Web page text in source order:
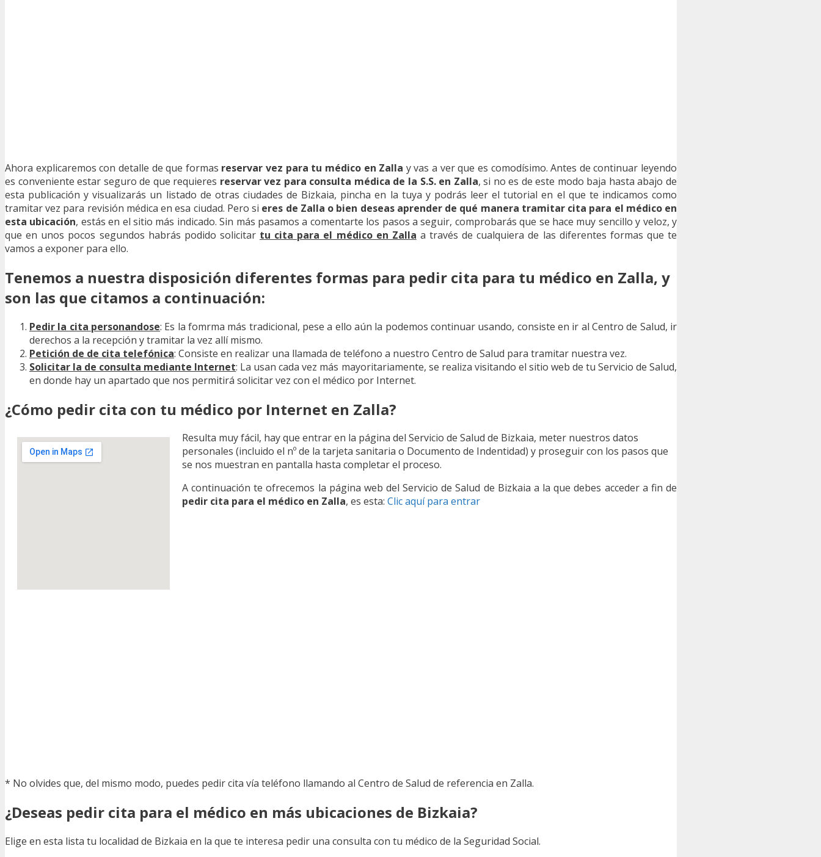
Ahora explicaremos con detalle de que formas reservar vez para tu médico en Zalla y vas a ver que es comodísimo. Antes de continuar leyendo
es conveniente estar seguro de que requieres reservar vez para consulta médica de la S.S. en Zalla, si no es de este modo baja hasta abajo de
esta publicación y visualizarás un listado de otras ciudades de Bizkaia, pincha en la tuya y podrás leer el tutorial en el que te indicamos como
tramitar vez para revisión médica en esa ciudad. Pero si eres de Zalla o bien deseas aprender de qué manera tramitar cita para el médico en
esta ubicación, estás en el sitio más indicado. Sin más pasamos a comentarte los pasos a seguir, comprobarás que se hace muy sencillo y veloz, y
que en unos pocos segundos habrás podido solicitar tu cita para el médico en Zalla a través de cualquiera de las diferentes formas que te
vamos a exponer para ello.
Tenemos a nuestra disposición diferentes formas para pedir cita para tu médico en Zalla, y
son las que citamos a continuación:
Pedir la cita personandose: Es la fomrma más tradicional, pese a ello aún la podemos continuar usando, consiste en ir al Centro de Salud, ir
derechos a la recepción y tramitar la vez allí mismo.
Petición de de cita telefónica: Consiste en realizar una llamada de teléfono a nuestro Centro de Salud para tramitar nuestra vez.
Solicitar la de consulta mediante Internet: La usan cada vez más mayoritariamente, se realiza visitando el sitio web de tu Servicio de Salud,
en donde hay un apartado que nos permitirá solicitar vez con el médico por Internet.
¿Cómo pedir cita con tu médico por Internet en Zalla?
Resulta muy fácil, hay que entrar en la página del Servicio de Salud de Bizkaia, meter nuestros datos
personales (incluido el nº de la tarjeta sanitaria o Documento de Indentidad) y proseguir con los pasos que
se nos muestran en pantalla hasta completar el proceso.
A continuación te ofrecemos la página web del Servicio de Salud de Bizkaia a la que debes acceder a fin de
pedir cita para el médico en Zalla, es esta: Clic aquí para entrar
* No olvides que, del mismo modo, puedes pedir cita vía teléfono llamando al Centro de Salud de referencia en Zalla.
¿Deseas pedir cita para el médico en más ubicaciones de Bizkaia?
Elige en esta lista tu localidad de Bizkaia en la que te interesa pedir una consulta con tu médico de la Seguridad Social.